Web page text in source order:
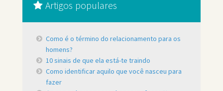
Artigos populares
Como é o término do relacionamento para os
homens?
10 sinais de que ela está-te traindo
Como identificar aquilo que você nasceu para
fazer